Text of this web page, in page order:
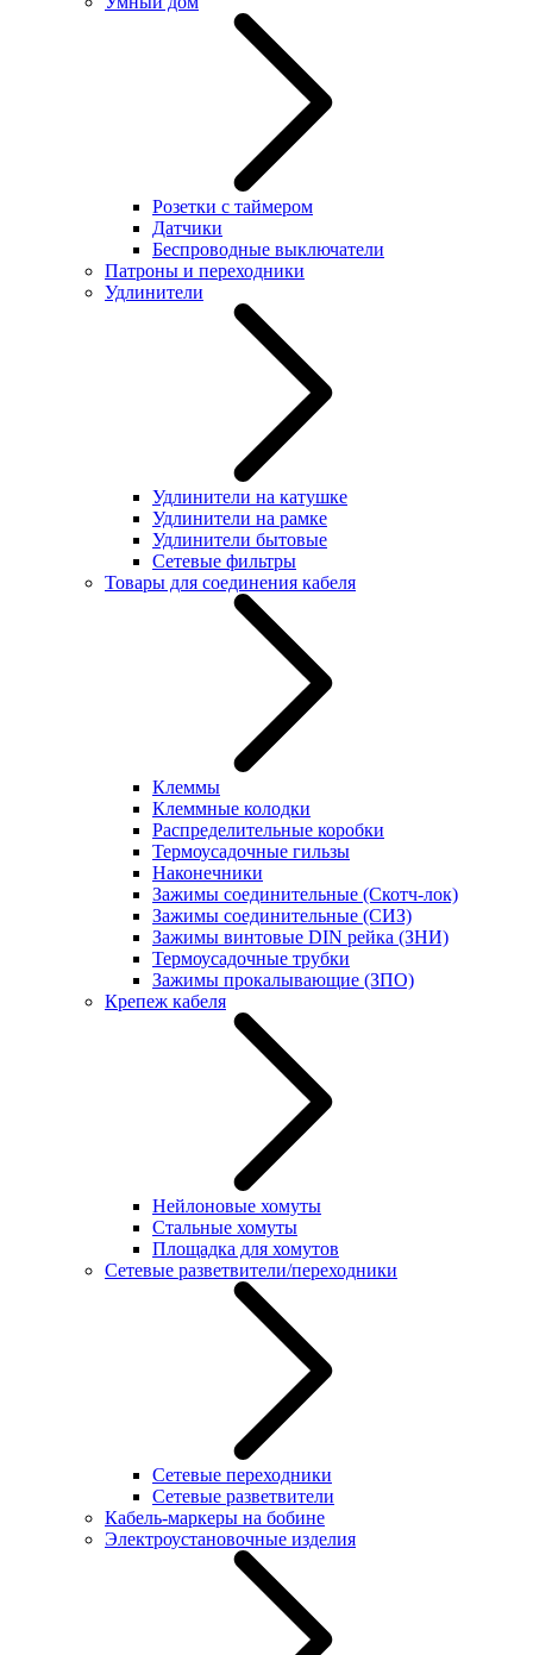
Розетки с таймером
Датчики
Беспроводные выключатели
Патроны и переходники
Удлинители
Удлинители на катушке
Удлинители на рамке
Удлинители бытовые
Сетевые фильтры
Товары для соединения кабеля
Клеммы
Клеммные колодки
Распределительные коробки
Термоусадочные гильзы
Наконечники
Зажимы соединительные (Скотч-лок)
Зажимы соединительные (СИЗ)
Зажимы винтовые DIN рейка (ЗНИ)
Термоусадочные трубки
Зажимы прокалывающие (ЗПО)
Крепеж кабеля
Нейлоновые хомуты
Стальные хомуты
Площадка для хомутов
Сетевые разветвители/переходники
Сетевые переходники
Сетевые разветвители
Кабель-маркеры на бобине
Электроустановочные изделия